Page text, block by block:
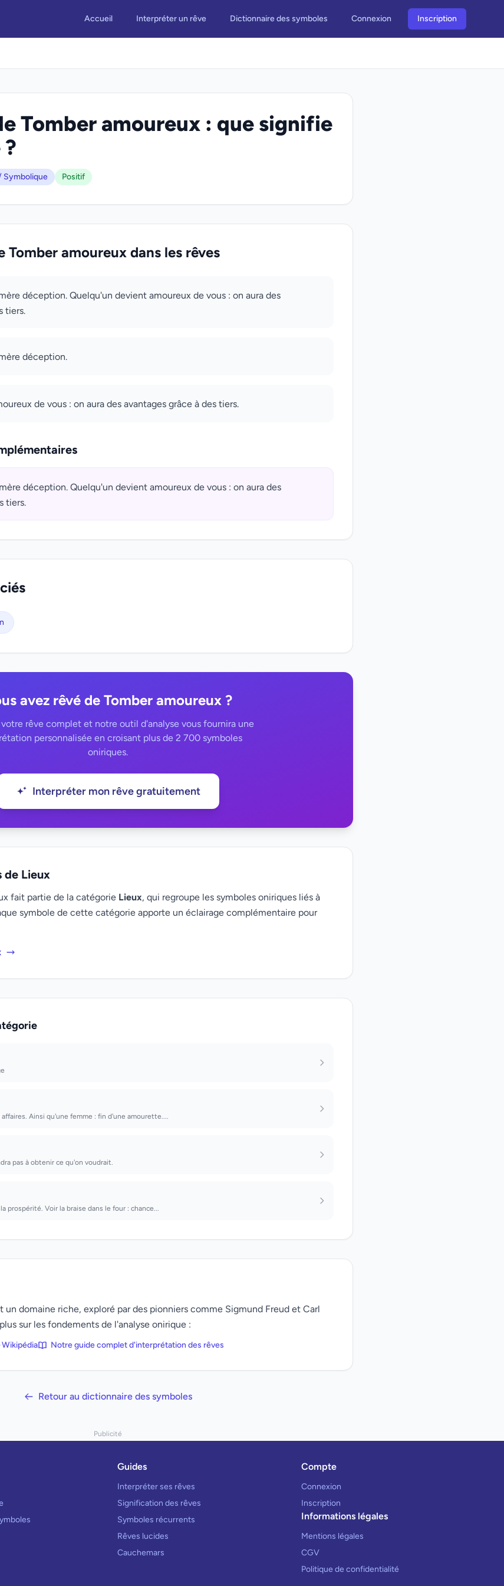
Accueil Interpréter un rêve Dictionnaire des symboles Connexion Inscription
Tomber amoureux : que signifie
Symbolique Positif
Tomber amoureux dans les rêves
déception. Quelqu'un devient amoureux de vous : on aura des
tiers.
déception.
de vous : on aura des avantages grâce à des tiers.
déception. Quelqu'un devient amoureux de vous : on aura des
tiers.
avez rêvé de Tomber amoureux ?
rêve complet et notre outil d'analyse vous fournira une
personnalisée en croisant plus de 2 700 symboles
oniriques.
Interpréter mon rêve gratuitement
de Lieux
fait partie de la catégorie Lieux, qui regroupe les symboles oniriques liés à
symbole de cette catégorie apporte un éclairage complémentaire pour
Ainsi qu'une femme : fin d'une amourette....
pas à obtenir ce qu'on voudrait.
prospérité. Voir la braise dans le four : chance...
un domaine riche, exploré par des pionniers comme Sigmund Freud et Carl
sur les fondements de l'analyse onirique :
Notre guide complet d'interprétation des rêves
Retour au dictionnaire des symboles
Publicité
Guides
Interpréter ses rêves
Signification des rêves
Symboles récurrents
Rêves lucides
Cauchemars
Compte
Connexion
Inscription
Informations légales
Mentions légales
CGV
Politique de confidentialité